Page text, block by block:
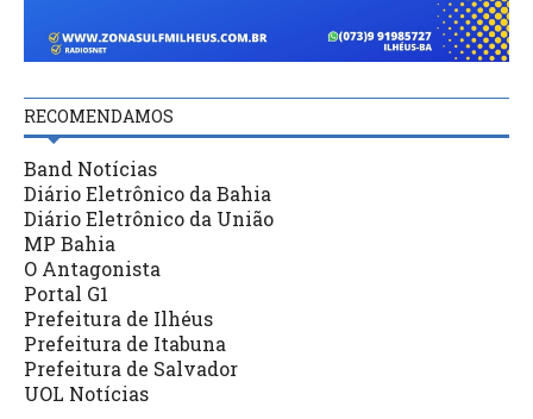
RECOMENDAMOS
Band Notícias
Diário Eletrônico da Bahia
Diário Eletrônico da União
MP Bahia
O Antagonista
Portal G1
Prefeitura de Ilhéus
Prefeitura de Itabuna
Prefeitura de Salvador
UOL Notícias